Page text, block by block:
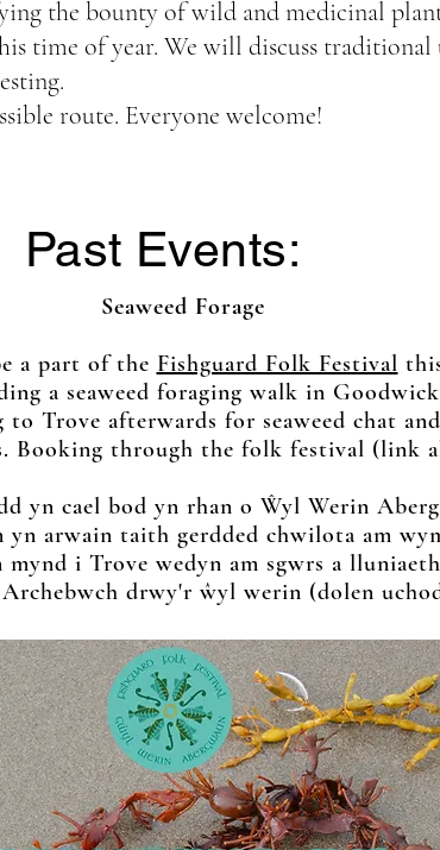
the bounty of wild and medicinal
time of year. We will discuss traditional
route. Everyone welcome!
Seaweed Forage
a part of the Fishguard Folk Festival
a seaweed foraging walk in
to Trove afterwards for seaweed chat and
Booking through the folk festival (link
yn cael bod yn rhan o Ŵyl Werin
yn arwain taith gerdded chwilota am
mynd i Trove wedyn am sgwrs a
drwy'r ŵyl werin (dolen
Past Events: